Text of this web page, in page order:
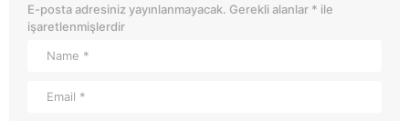
E-posta adresiniz yayınlanmayacak. Gerekli alanlar * ile
işaretlenmişlerdir